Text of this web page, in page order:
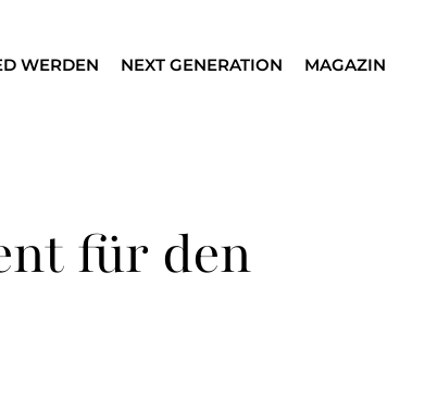
WERDEN NEXT GENERATION MAGAZIN
für den